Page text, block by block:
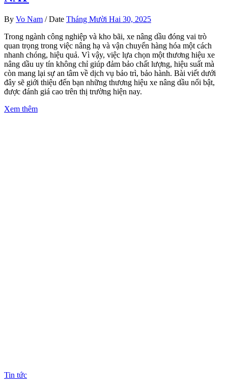
By Vo Nam / Date Tháng Mười Hai 30, 2025
Trong ngành công nghiệp và kho bãi, xe nâng dầu đóng vai trò
quan trọng trong việc nâng hạ và vận chuyển hàng hóa một cách
nhanh chóng, hiệu quả. Vì vậy, việc lựa chọn một thương hiệu xe
nâng dầu uy tín không chỉ giúp đảm bảo chất lượng, hiệu suất mà
còn mang lại sự an tâm về dịch vụ bảo trì, bảo hành. Bài viết dưới
đây sẽ giới thiệu đến bạn những thương hiệu xe nâng dầu nổi bật,
được đánh giá cao trên thị trường hiện nay.
Xem thêm
Tin tức